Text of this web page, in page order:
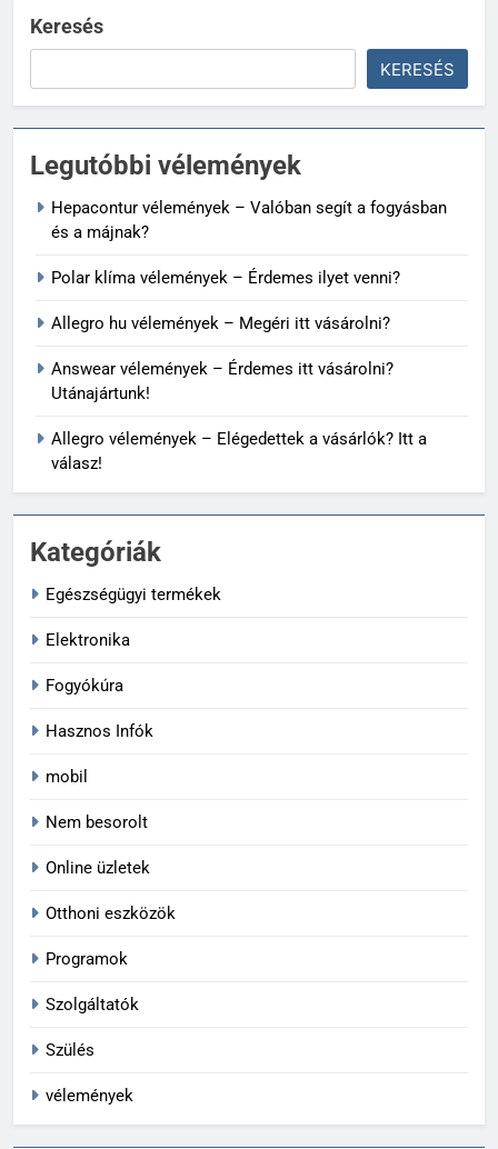
Keresés
KERESÉS
Legutóbbi vélemények
Hepacontur vélemények – Valóban segít a fogyásban
és a májnak?
Polar klíma vélemények – Érdemes ilyet venni?
Allegro hu vélemények – Megéri itt vásárolni?
Answear vélemények – Érdemes itt vásárolni?
Utánajártunk!
Allegro vélemények – Elégedettek a vásárlók? Itt a
válasz!
Kategóriák
Egészségügyi termékek
Elektronika
Fogyókúra
Hasznos Infók
mobil
Nem besorolt
Online üzletek
Otthoni eszközök
Programok
Szolgáltatók
Szülés
vélemények